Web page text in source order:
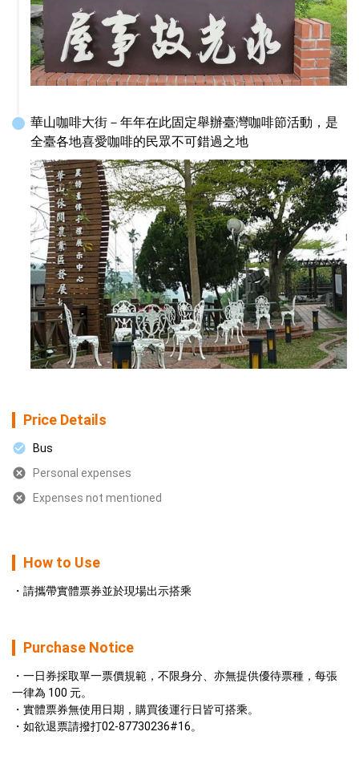
華山咖啡大街－年年在此固定舉辦臺灣咖啡節活動，是
全臺各地喜愛咖啡的民眾不可錯過之地
Price Details
Bus
Personal expenses
Expenses not mentioned
How to Use
請攜帶實體票券並於現場出示搭乘
Purchase Notice
一日券採取單一票價規範，不限身分、亦無提供優待票種，每張
一律為 100 元。
實體票券無使用日期，購買後運行日皆可搭乘。
如欲退票請撥打02-87730236#16。